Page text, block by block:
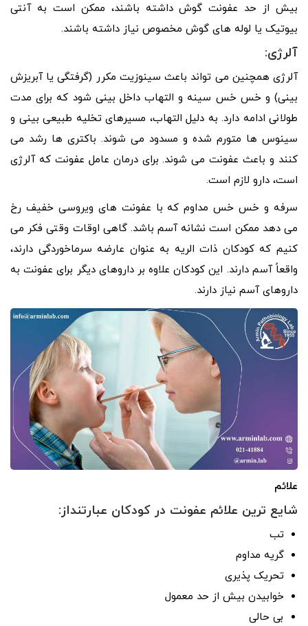
بیش از حد عفونت گوش داشته باشند، ممکن است به آنتی
بیوتیک یا لوله های گوش مخصوص نیاز داشته باشند.
آلرژی:
آلرژی همچنین می تواند باعث سینوزیت مکرر (گرفتگی یا آبریزش
بینی) و خس خس سینه و التهاب داخل بینی شود که برای مدت
طولانی ادامه دارد. به دلیل التهاب، مسیرهای تخلیه طبیعی بینی و
سینوس ها متورم شده و مسدود می شوند. باکتری ها رشد می
کنند و باعث عفونت می شوند. برای درمان عامل عفونت که آلرژی
است، دارو لازم است.
سرفه و خس خس مداوم که با عفونت های ویروسی خفیف رخ
می دهد ممکن است نشانه آسم باشد. گاهی اوقات وقتی فکر می
کنیم که کودکان ذات الریه به عنوان عارضه سرماخوردگی دارند،
واقعاً آسم دارند. این کودکان علاوه بر داروهای دیگر برای عفونت به
داروهای آسم نیاز دارند.
علائم
شایع ترین علائم عفونت در کودکان عبارتنداز:
تب
گریه مداوم
تحریک پذیری
خوابیدن بیش از حد معمول
بی حالی